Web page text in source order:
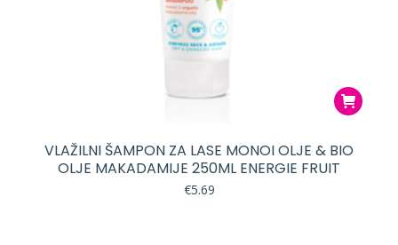
VLAŽILNI ŠAMPON ZA LASE MONOI OLJE & BIO
OLJE MAKADAMIJE 250ML ENERGIE FRUIT
€5.69